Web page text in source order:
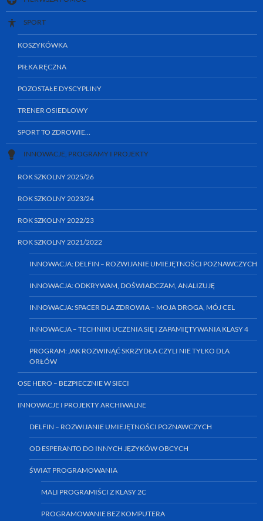
SPORT
KOSZYKÓWKA
PIŁKA RĘCZNA
POZOSTAŁE DYSCYPLINY
TRENER OSIEDLOWY
SPORT TO ZDROWIE…
INNOWACJE, PROGRAMY I PROJEKTY
ROK SZKOLNY 2025/26
ROK SZKOLNY 2023/24
ROK SZKOLNY 2022/23
ROK SZKOLNY 2021/2022
INNOWACJA: DELFIN – ROZWIJANIE UMIEJĘTNOŚCI POZNAWCZYCH
INNOWACJA: ODKRYWAM, DOŚWIADCZAM, ANALIZUJĘ
INNOWACJA: SPACER DLA ZDROWIA – MOJA DROGA, MÓJ CEL
INNOWACJA – TECHNIKI UCZENIA SIĘ I ZAPAMIĘTYWANIA KLASY 4
PROGRAM: JAK ROZWINĄĆ SKRZYDŁA CZYLI NIE TYLKO DLA
ORŁÓW
OSE HERO – BEZPIECZNIE W SIECI
INNOWACJE I PROJEKTY ARCHIWALNE
DELFIN – ROZWIJANIE UMIEJĘTNOŚCI POZNAWCZYCH
OD ESPERANTO DO INNYCH JĘZYKÓW OBCYCH
ŚWIAT PROGRAMOWANIA
MALI PROGRAMIŚCI Z KLASY 2C
PROGRAMOWANIE BEZ KOMPUTERA